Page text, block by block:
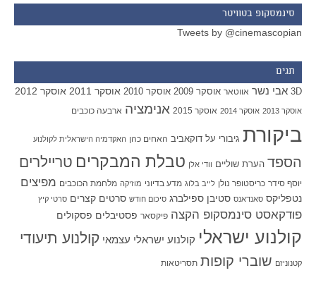
סינמסקופ בטוויטר
Tweets by @cinemascopian
תגים
3D אבי נשר אווטאר אוסקר 2009 אוסקר 2010 אוסקר 2011 אוסקר 2012
אוסקר 2013 אוסקר 2014 אוסקר 2015 אנימציה ארבעה כוכבים
ביקורת גיבורי על דוקאביב האחים כהן האקדמיה הישראלית לקולנוע
הספד הערת שוליים וודי אלן טבלת המבקרים טריילרים
יוסף סידר כריסטופר נולן לייב בלוג מדע בדיוני מוזיקה מלחמת הכוכבים מפיצים
נטפליקס סאנדאנס סטיבן ספילברג סיכום חודש סרטים קצרים סרטי קיץ
פודקאסט סינמסקופ הקצה פיקסאר פסטיבלים פסקולים
קולנוע ישראלי קולנוע ישראלי עצמאי קולנוע תיעודי
קטנוניזם שוברי קופות תסריטאות